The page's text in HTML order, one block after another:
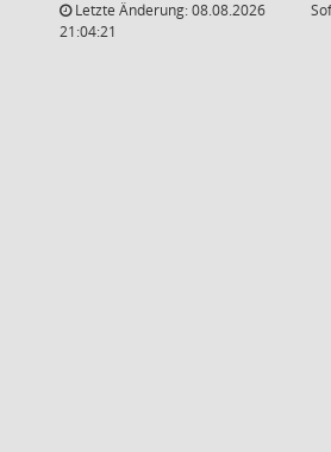
Letzte Änderung: 08.08.2026
21:04:21